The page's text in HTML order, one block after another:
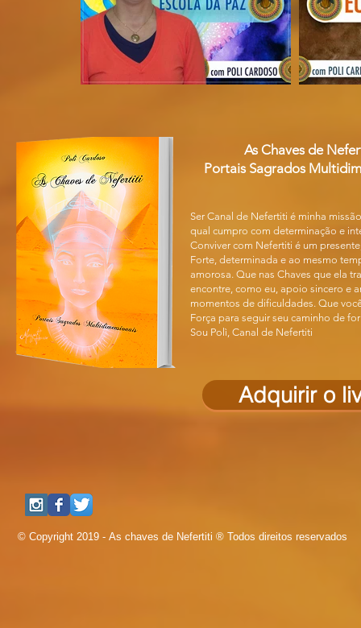
As Chaves de
Portais Sagrados
Ser Canal de Nefertiti é minha
qual cumpro com determinação e
Conviver com Nefertiti é um
Forte, determinada e ao mesmo
amorosa. Que nas Chaves que ela
encontre, como eu, apoio sincero e
momentos de dificuldades. Que
Força para seguir seu caminho de
Sou Polì, Canal de Nefertiti
Adquirir o
© Copyright 2019 - As chaves de Nefertiti ® Todos direitos reservados